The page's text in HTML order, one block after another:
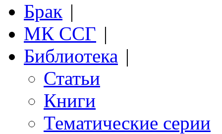
Брак |
МК ССГ |
Библиотека |
Статьи
Книги
Тематические серии